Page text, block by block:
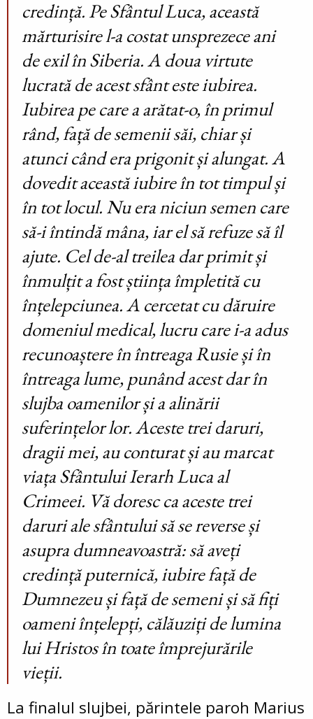
credință. Pe Sfântul Luca, această
mărturisire l-a costat unsprezece ani
de exil în Siberia. A doua virtute
lucrată de acest sfânt este iubirea.
Iubirea pe care a arătat-o, în primul
rând, față de semenii săi, chiar și
atunci când era prigonit și alungat. A
dovedit această iubire în tot timpul și
în tot locul. Nu era niciun semen care
să-i întindă mâna, iar el să refuze să îl
ajute. Cel de-al treilea dar primit și
înmulțit a fost știința împletită cu
înțelepciunea. A cercetat cu dăruire
domeniul medical, lucru care i-a adus
recunoaștere în întreaga Rusie și în
întreaga lume, punând acest dar în
slujba oamenilor și a alinării
suferințelor lor. Aceste trei daruri,
dragii mei, au conturat și au marcat
viața Sfântului Ierarh Luca al
Crimeei. Vă doresc ca aceste trei
daruri ale sfântului să se reverse și
asupra dumneavoastră: să aveți
credință puternică, iubire față de
Dumnezeu și față de semeni și să fiți
oameni înțelepți, călăuziți de lumina
lui Hristos în toate împrejurările
vieții.
La finalul slujbei, părintele paroh Marius